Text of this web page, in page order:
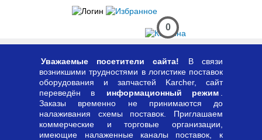
0
Уважаемые посетители сайта!
В связи
возникшими трудностями в логистике поставок
оборудования и запчастей Karcher, сайт
переведён в
информационный режим
Заказы временно не принимаются до
налаживания схемы поставок. Приглашаем
коммерческие и торговые организации,
имеющие налаженные каналы поставок, к